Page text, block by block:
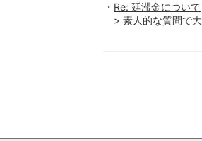
Re: 延滞金について
> 素人的な質問で